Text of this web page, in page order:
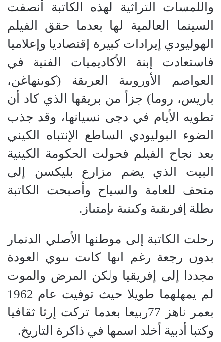
واللمسات التراثية لهذه الكاتبة أنصفت
السينما العالمية لها بعدما حقق الفيلم
الهوليودي إيرادات كبيرة إقتصاديا وإعلاميا
فاستعادت إبنة الأكاديميات الفنية في
العواصم الأوروبية العريقة (كوبنهاغن،
باريس، روما) جزأ من بريقها الذي كاد أن
تطويه الأيام في دجى نسيانها، وقد جذب
الضوء البوليودي الساطع الإنتباه الكيني
بعد نجاح الفيلم فحولت الحكومة الكينية
البيت الذي يضم مزارع بليكسن إلى
متحف للعامة والسياح وأصبحت الكاتبة
بطلة إفريقية وكينية بإمتياز .
رحلت الكاتبة إلى موطنها الأصلي الدنمار
بدون رجعة رغم انها كانت تنوي العودة
مجددا إلى إفريقيا ولكن المرض والموت
لم يمهلهما طويلا حيث توفيت عام 1962
بعمر ناهز 77ربيعا بعدما تركت إرثا ثقافيا
وكتبا أدبية أخلد اسمها في ذاكرة التاريخ.